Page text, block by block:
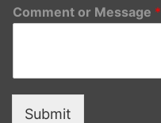
Comment or Message *
Submit